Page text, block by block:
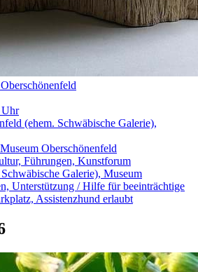
Uhr
(ehem. Schwäbische Galerie),
Oberschönenfeld
Führungen, Kunstforum
Galerie), Museum
Unterstützung / Hilfe für beeinträchtige
Assistenzhund erlaubt